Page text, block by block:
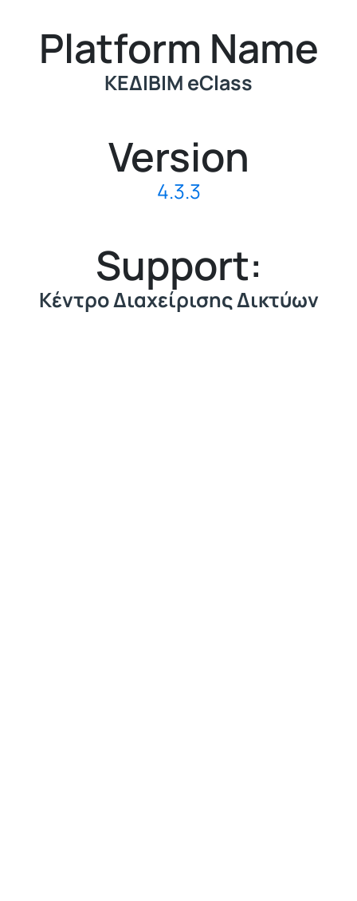
Platform Name
ΚΕΔΙΒΙΜ eClass
Version
4.3.3
Support:
Κέντρο Διαχείρισης Δικτύων